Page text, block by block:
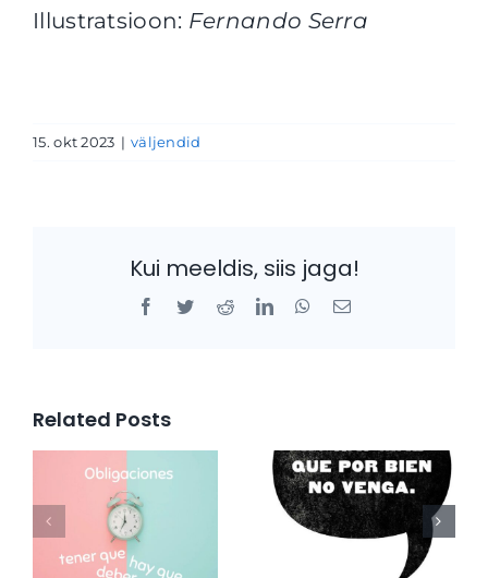
Illustratsioon: Fernando Serra
15. okt 2023 | väljendid
Kui meeldis, siis jaga!
Facebook
TwitterRedditLinkedInWhatsApp
Email
Related Posts